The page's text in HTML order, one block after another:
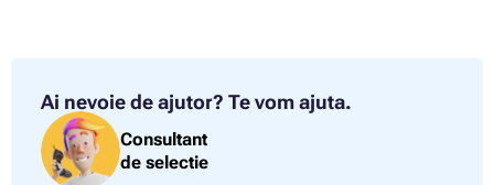
Ai nevoie de ajutor? Te vom ajuta.
Consultant
de selectie